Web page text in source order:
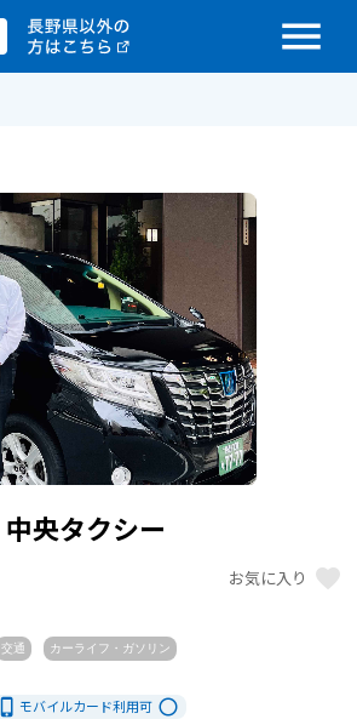
menu
中央タクシー
お気に入り favorite
交通 カーライフ・ガソリン
phone_iphone モバイルカード利用可 radio_button_unchecked